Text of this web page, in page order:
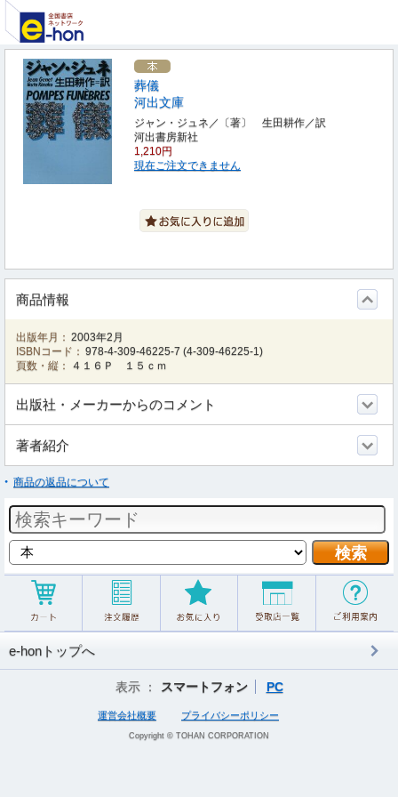
葬儀
河出文庫
ジャン・ジュネ／〔著〕 生田耕作／訳
河出書房新社
1,210円
現在ご注文できません
商品情報
出版年月： 2003年2月
ISBNコード： 978-4-309-46225-7 (4-309-46225-1)
頁数・縦：
４１６Ｐ １５ｃｍ
出版社・メーカーからのコメント
著者紹介
商品の返品について
e-honトップへ
表示 ： スマートフォン PC
運営会社概要 プライバシーポリシー
Copyright © TOHAN CORPORATION